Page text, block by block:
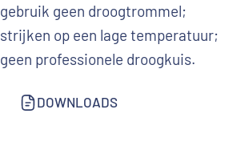
gebruik geen droogtrommel;
strijken op een lage temperatuur;
geen professionele droogkuis.
DOWNLOADS